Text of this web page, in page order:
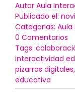
Autor Aula
Publicado el:
Categorias:
0 Comentarioson
Tags:
interactividad
pizarras digitales,
educativa